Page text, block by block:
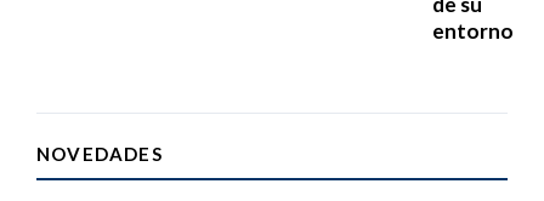
entorno
NOVEDADES